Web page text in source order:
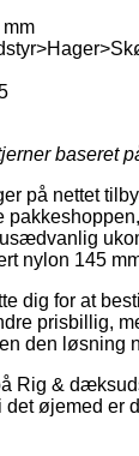
baseret
på nettet
nylon 145
dig for at
prisbillig,
den løsning
Rig &
øjemed er